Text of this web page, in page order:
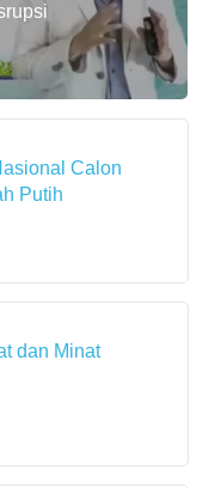
Calon
Putih
dan Minat